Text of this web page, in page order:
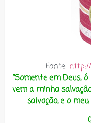
Fonte:
“Somente em Deus,
vem a minha
salvação, e o